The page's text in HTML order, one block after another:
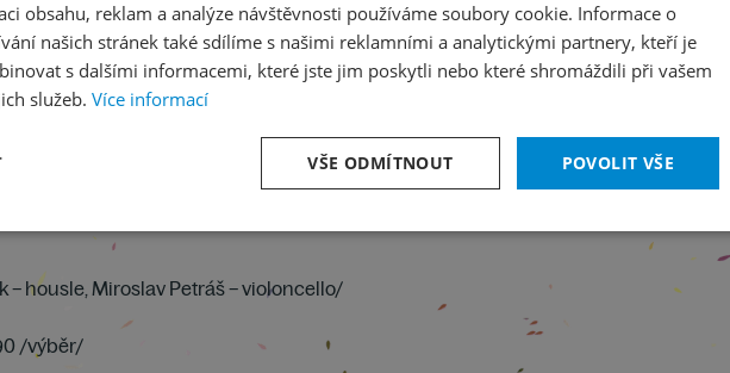
– housle, Miroslav Petráš – violoncello/
/výběr/
ENGLISH
obsahu, reklam a analýze návštěvnosti používáme soubory cookie. Informace o
našich stránek také sdílíme s našimi reklamními a analytickými partnery, kteří je
s dalšími informacemi, které jste jim poskytli nebo které shromáždili při vašem
služeb. Více informací
POVOLIT VŠE
VŠE ODMÍTNOUT